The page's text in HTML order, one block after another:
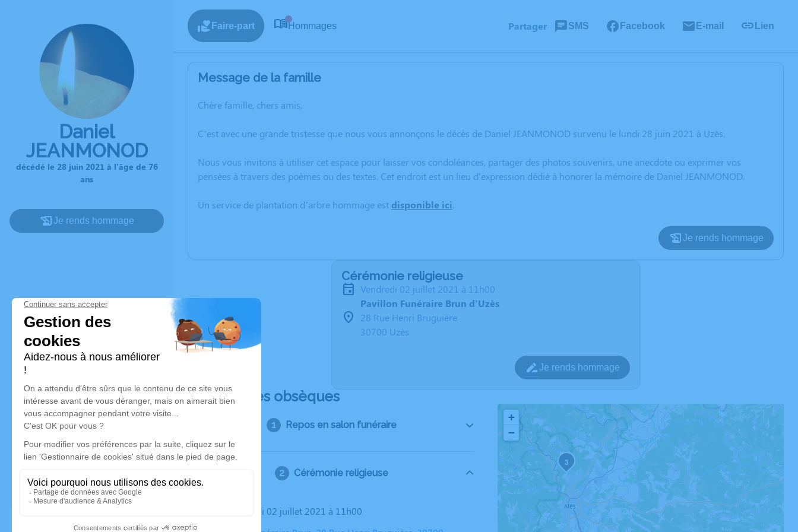
Daniel
JEANMONOD
décédé le 28 juin 2021 à l'âge de 76
ans
Je rends hommage
Faire-part Hommages Partager SMS Facebook E-mail Lien
Message de la famille
Chère famille, chers amis,
C’est avec une grande tristesse que nous vous annonçons le décès de Daniel JEANMONOD survenu le lundi 28 juin 2021 à Uzès.
Nous vous invitons à utiliser cet espace pour laisser vos condoléances, partager des photos souvenirs, une anecdote ou exprimer vos
pensées à travers des poèmes ou des textes. Cet endroit est un lieu d'expression dédié à honorer la mémoire de Daniel JEANMONOD.
Un service de plantation d’arbre hommage est disponible ici.
Je rends hommage
Cérémonie religieuse
vendredi 02 juillet 2021 à 11h00
Pavillon Funéraire Brun d'Uzès
28 Rue Henri Bruguière
30700 Uzès
Je rends hommage
Déroulé des obsèques
Repos en salon funéraire
Cérémonie religieuse
Le vendredi 02 juillet 2021 à 11h00
3
+
−